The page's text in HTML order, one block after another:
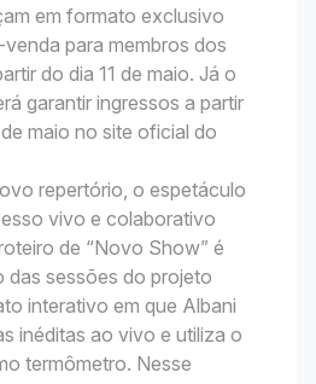
em formato exclusivo
para membros dos
do dia 11 de maio. Já o
garantir ingressos a partir
maio no site oficial do
repertório, o espetáculo
vivo e colaborativo
de “Novo Show” é
das sessões do projeto
interativo em que Albani
inéditas ao vivo e utiliza o
termômetro. Nesse